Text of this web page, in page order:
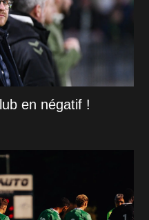
en négatif !